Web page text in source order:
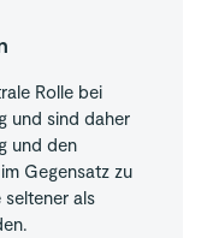
Rolle bei
und sind daher
und den
Gegensatz zu
als